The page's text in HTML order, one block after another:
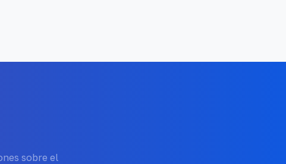
sobre el